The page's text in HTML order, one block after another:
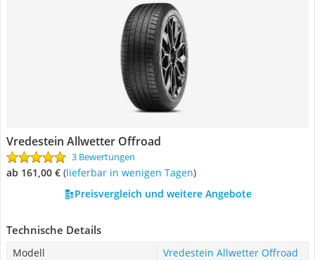
Vredestein Allwetter Offroad
3 Bewertungen
ab 161,00 € ( Lieferbar in wenigen Tagen)
Preisvergleich und weitere Angebote
Technische Details
Modell
Vredestein Allwetter Offroad